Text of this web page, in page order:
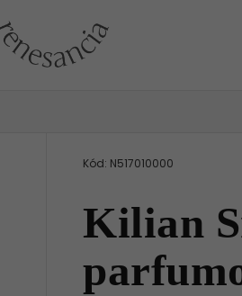
Kilian
Kód: N517010000